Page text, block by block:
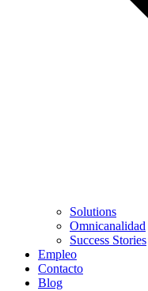
Solutions
Omnicanalidad
Success Stories
Empleo
Contacto
Blog